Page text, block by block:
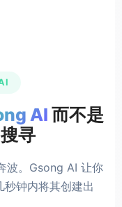
AI而不是
寻
波。Gsong AI 让你
钟内将其创建出